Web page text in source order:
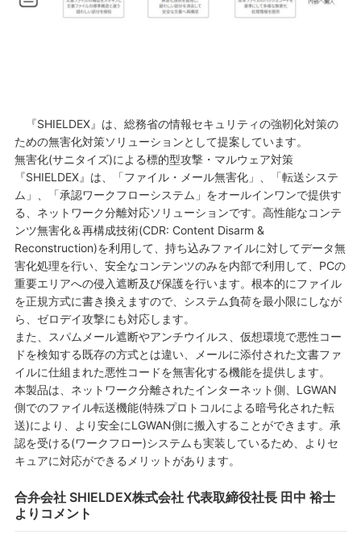
『SHIELDEX』は、総務省の情報セキュリティの強靭化対策の
ための無害化対策ソリューションとして提案しています。
無害化(サニタイズ)による標的型攻撃・マルウェア対策
『SHIELDEX』は、「ファイル・メール無害化」、「転送システ
ム」、「承認ワークフローシステム」をオールインワンで提供す
る、ネットワーク分離対応ソリューションです。高性能なコンテ
ンツ無害化＆再構成技術(CDR: Content Disarm &
Reconstruction)を利用して、持ち込みファイルに対してデータ無
害化処理を行い、安全なコンテンツのみを内部で利用して、PCの
重要エリアへの侵入遮断及び保護を行います。根本的にファイル
を正規方式に書き換えますので、システム負荷を最小限にしなが
ら、ゼロデイ攻撃にも対応します。
また、スパムメール遮断やアンチウイルス、仮想環境で悪性コー
ドを検知する既存の方式とは違い、メールに添付された文書ファ
イルに仕組まれた悪性コードを無害化する機能を提供します。
本製品は、ネットワーク分離されたインターネット側、LGWAN
側でのファイル転送機能(特殊プロトコルによる暗号化された転
送)により、より安全にLGWAN側に搬入することができます。承
認を受ける(ワークフロー)システムも実装しているため、よりセ
キュアに対応ができるメリットがあります。
合弁会社 SHIELDEX株式会社 代表取締役社長 田中 裕士
よりコメント